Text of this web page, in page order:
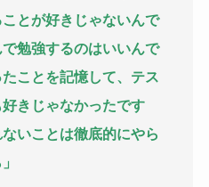
とが好きじゃないんで
勉強するのはいいんで
ことを記憶して、テス
好きじゃなかったです
いことは徹底的にやら